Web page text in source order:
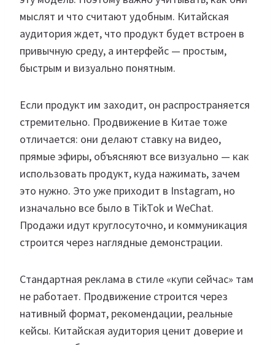
мыслят и что считают удобным. Китайская
аудитория ждет, что продукт будет встроен в
привычную среду, а интерфейс — простым,
быстрым и визуально понятным.
Если продукт им заходит, он распространяется
стремительно. Продвижение в Китае тоже
отличается: они делают ставку на видео,
прямые эфиры, объясняют все визуально — как
использовать продукт, куда нажимать, зачем
это нужно. Это уже приходит в Instagram, но
изначально все было в TikTok и WeChat.
Продажи идут круглосуточно, и коммуникация
строится через наглядные демонстрации.
Стандартная реклама в стиле «купи сейчас» там
не работает. Продвижение строится через
нативный формат, рекомендации, реальные
кейсы. Китайская аудитория ценит доверие и